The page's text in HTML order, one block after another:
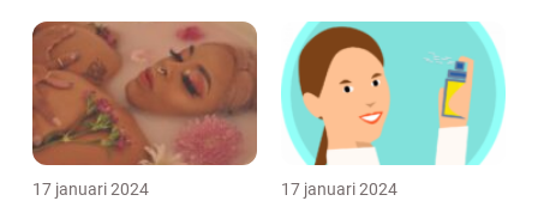
17 januari 2024 17 januari 2024